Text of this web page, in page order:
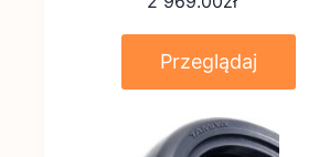
(ZA9D0012PL)
Przeglądaj